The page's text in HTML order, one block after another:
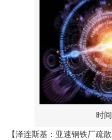
时
【泽连斯基：亚速钢铁厂疏